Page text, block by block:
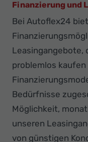
Finanzierung und
Bei Autoflex24
Leasingangebote,
problemlos
Bedürfnisse
Möglichkeit,
unseren
von günstigen